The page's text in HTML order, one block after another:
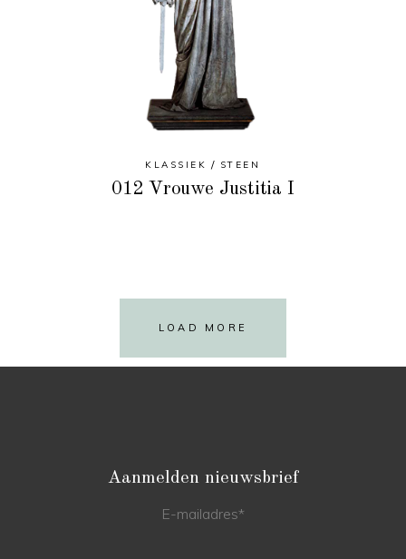
KLASSIEK STEEN
012 Vrouwe Justitia I
LOAD MORE
Aanmelden nieuwsbrief
E-mailadres*